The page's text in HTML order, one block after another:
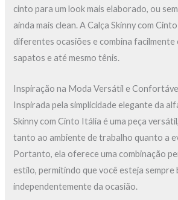
cinto para um look mais elaborado, ou
ainda mais clean. A Calça Skinny com
diferentes ocasiões e combina facilmente
sapatos e até mesmo tênis.
Inspiração na Moda Versátil e
Inspirada pela simplicidade elegante da
Skinny com Cinto Itália é uma peça
tanto ao ambiente de trabalho quanto a
Portanto, ela oferece uma combinação
estilo, permitindo que você esteja sempre
independentemente da ocasião.